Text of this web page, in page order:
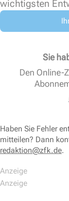
wichtigsten
Sie
Den Online-
Haben Sie Fehler
mitteilen? Dann
redaktion@zfk.de.